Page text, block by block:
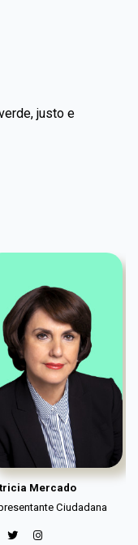
justo e
Mercado
Ciudadana